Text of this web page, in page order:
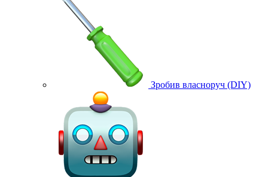
Зробив власноруч (DIY)